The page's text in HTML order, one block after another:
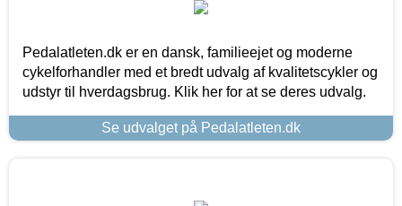
Pedalatleten.dk er en dansk, familieejet og moderne
cykelforhandler med et bredt udvalg af kvalitetscykler og
udstyr til hverdagsbrug. Klik her for at se deres udvalg.
Se udvalget på Pedalatleten.dk